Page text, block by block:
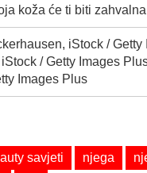
koža će ti biti
iStock / Getty
iStock / Getty Images
Images Plus
savjeti njega